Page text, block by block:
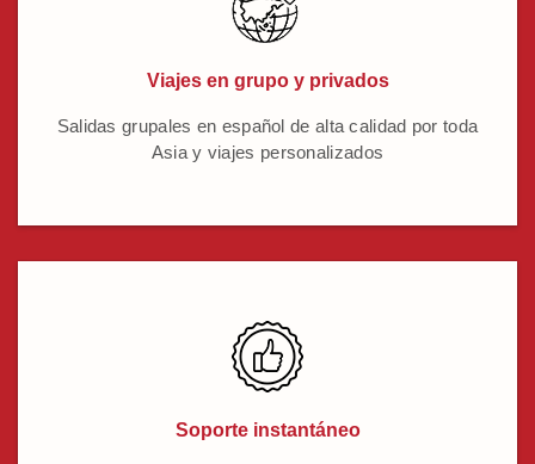
Viajes en grupo y privados
Salidas grupales en español de alta calidad por toda
Asia y viajes personalizados
Soporte instantáneo